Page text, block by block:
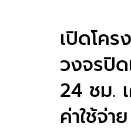
เปิดโค
วงจรปิ
24 ชม.
ค่าใช้จ่า